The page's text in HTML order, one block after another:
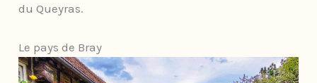
du Queyras.
Le pays de Bray